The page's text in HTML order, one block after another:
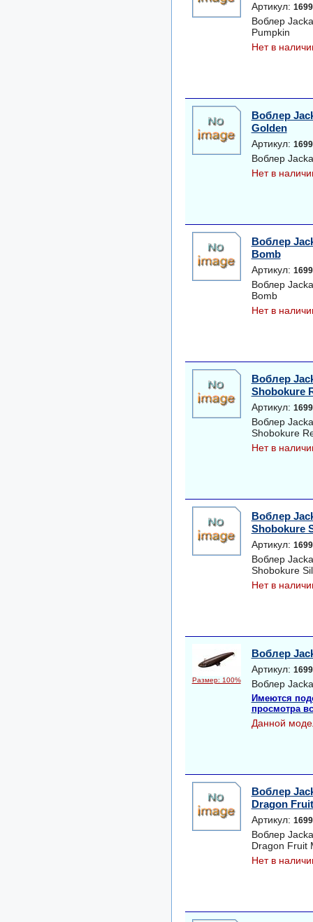
Артикул:
Воблер
Pumpkin
Нет в
Воблер
Golden
Артикул:
Воблер
Нет в
Воблер
Bomb
Артикул:
Воблер
Bomb
Нет в
Воблер
Shobokure
Артикул:
Воблер
Shobokure
Нет в
Воблер
Shobokure
Артикул:
Воблер
Shobokure
Нет в
Размер: 100%
Воблер
Артикул:
Воблер
Имеются
просмотра
Данной
Воблер
Dragon
Артикул:
Воблер
Dragon Fruit
Нет в